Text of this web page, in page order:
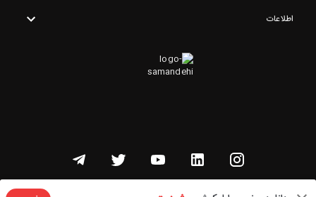
اطلاعات
تمامی حقوق این وبسایت متعلق به شنوتو است